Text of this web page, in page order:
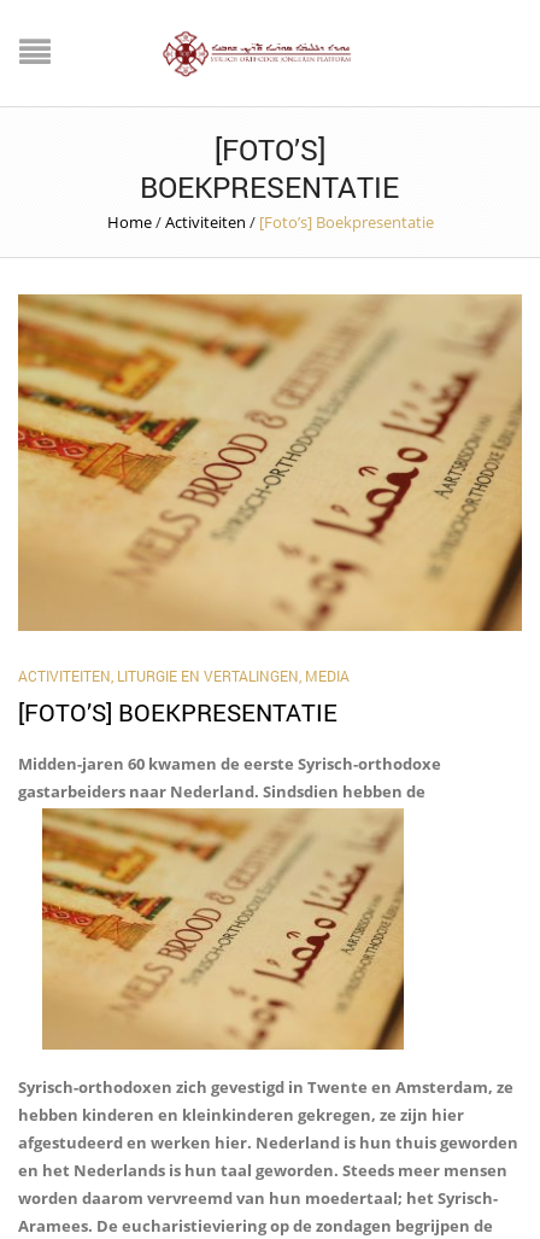
[FOTO’S]
BOEKPRESENTATIE
Home/Activiteiten / [Foto’s] Boekpresentatie
ACTIVITEITEN LITURGIE EN VERTALINGEN MEDIA
[FOTO’S] BOEKPRESENTATIE
Midden-jaren 60 kwamen de eerste Syrisch-orthodoxe
gastarbeiders naar Nederland. Sindsdien hebben de
Syrisch-orthodoxen zich gevestigd in Twente en Amsterdam, ze
hebben kinderen en kleinkinderen gekregen, ze zijn hier
afgestudeerd en werken hier. Nederland is hun thuis geworden
en het Nederlands is hun taal geworden. Steeds meer mensen
worden daarom vervreemd van hun moedertaal; het Syrisch-
Aramees. De eucharistieviering op de zondagen begrijpen de